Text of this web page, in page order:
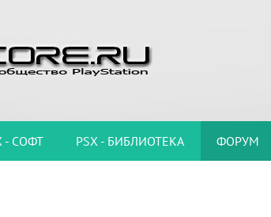
- СОФТ PSX - БИБЛИОТЕКА ФОРУМ